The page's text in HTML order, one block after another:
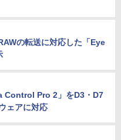
の転送に対応した「Eye
Control Pro 2」をD3・D7
ェアに対応